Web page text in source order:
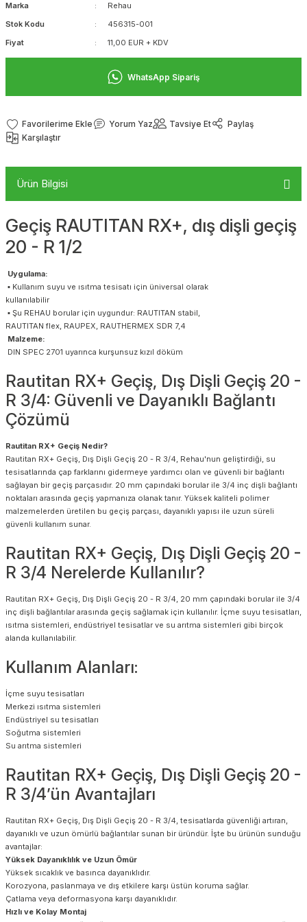
Marka
Rehau
Stok Kodu
456315-001
Fiyat
11,00 EUR + KDV
WhatsApp Sipariş
Yorum Yaz Tavsiye Et
Paylaş
Karşılaştır
Ürün Bilgisi
Geçiş RAUTITAN RX+, dış dişli geçiş
20 - R 1/2
Uygulama:
▪ Kullanım suyu ve ısıtma tesisatı için üniversal olarak
kullanılabilir
▪ Şu REHAU borular için uygundur: RAUTITAN stabil,
RAUTITAN flex, RAUPEX, RAUTHERMEX SDR 7,4
Malzeme:
DIN SPEC 2701 uyarınca kurşunsuz kızıl döküm
Rautitan RX+ Geçiş, Dış Dişli Geçiş 20 -
R 3/4: Güvenli ve Dayanıklı Bağlantı
Çözümü
Rautitan RX+ Geçiş Nedir?
Rautitan RX+ Geçiş, Dış Dişli Geçiş 20 - R 3/4, Rehau'nun geliştirdiği, su
tesisatlarında çap farklarını gidermeye yardımcı olan ve güvenli bir bağlantı
sağlayan bir geçiş parçasıdır. 20 mm çapındaki borular ile 3/4 inç dişli bağlantı
noktaları arasında geçiş yapmanıza olanak tanır. Yüksek kaliteli polimer
malzemelerden üretilen bu geçiş parçası, dayanıklı yapısı ile uzun süreli
güvenli kullanım sunar.
Rautitan RX+ Geçiş, Dış Dişli Geçiş 20 -
R 3/4 Nerelerde Kullanılır?
Rautitan RX+ Geçiş, Dış Dişli Geçiş 20 - R 3/4, 20 mm çapındaki borular ile 3/4
inç dişli bağlantılar arasında geçiş sağlamak için kullanılır. İçme suyu tesisatları,
ısıtma sistemleri, endüstriyel tesisatlar ve su arıtma sistemleri gibi birçok
alanda kullanılabilir.
Kullanım Alanları:
İçme suyu tesisatları
Merkezi ısıtma sistemleri
Endüstriyel su tesisatları
Soğutma sistemleri
Su arıtma sistemleri
Rautitan RX+ Geçiş, Dış Dişli Geçiş 20 -
R 3/4’ün Avantajları
Rautitan RX+ Geçiş, Dış Dişli Geçiş 20 - R 3/4, tesisatlarda güvenliği artıran,
dayanıklı ve uzun ömürlü bağlantılar sunan bir üründür. İşte bu ürünün sunduğu
avantajlar:
Yüksek Dayanıklılık ve Uzun Ömür
Yüksek sıcaklık ve basınca dayanıklıdır.
Korozyona, paslanmaya ve dış etkilere karşı üstün koruma sağlar.
Çatlama veya deformasyona karşı dayanıklıdır.
Hızlı ve Kolay Montaj